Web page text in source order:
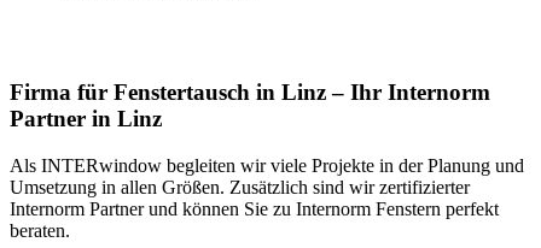
Firma für Fenstertausch in Linz – Ihr Internorm
Partner in Linz
Als INTERwindow begleiten wir viele Projekte in der Planung und
Umsetzung in allen Größen. Zusätzlich sind wir zertifizierter
Internorm Partner und können Sie zu Internorm Fenstern perfekt
beraten.